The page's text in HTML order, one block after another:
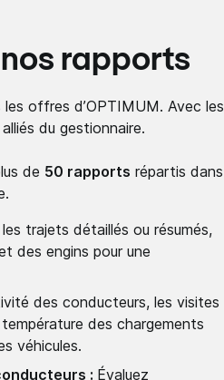
rapports
offres d’OPTIMUM. Avec les
du gestionnaire.
de 50 rapports répartis dans
trajets détaillés ou résumés,
des engins pour une
des conducteurs, les visites
des chargements
véhicules.
: Évaluez